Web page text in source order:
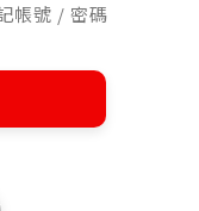
帳號 / 密碼